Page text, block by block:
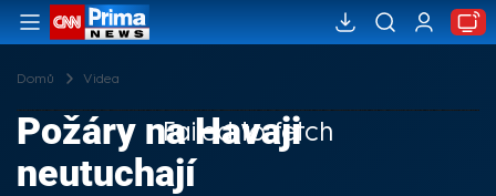
Domů Videa
Failed to fetch
Požáry na Havaji
neutuchají